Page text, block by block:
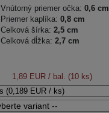
Vnútorný priemer očka: 0,6 cm
Priemer kaplíka: 0,8 cm
Celková šírka: 2,5 cm
Celková dĺžka: 2,7 cm
1,89 EUR/ bal. (10 ks)